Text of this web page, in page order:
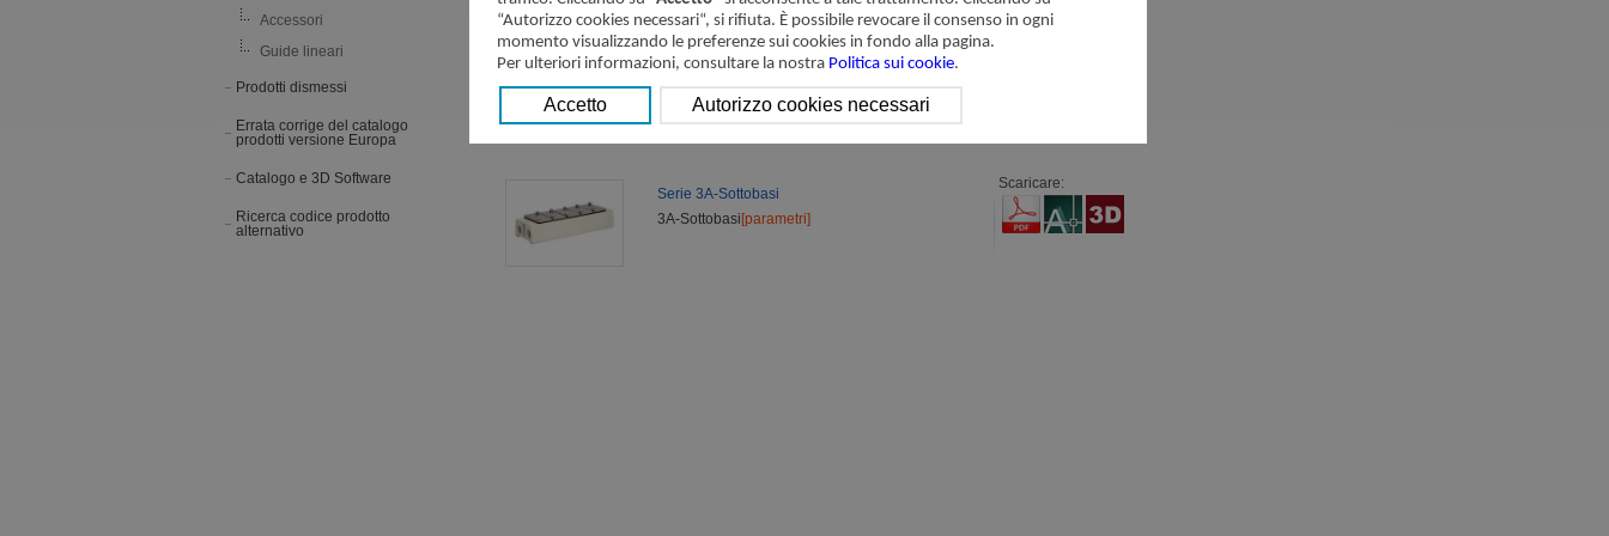
Accessori
Guide lineari
Prodotti dismessi
Errata corrige del catalogo
prodotti versione Europa
Catalogo e 3D Software
Ricerca codice prodotto
alternativo
Serie 3A300 Valvole pneumatiche (3/2 vie)
3A300,Valvole pneumatiche
Serie 3A-Sottobasi
3A-Sottobasi [parametri]
Scaricare:
“Autorizzo cookies necessari“, si rifiuta. È possibile revocare il consenso in ogni
momento visualizzando le preferenze sui cookies in fondo alla pagina.
Per ulteriori informazioni, consultare la nostra Politica sui cookie.